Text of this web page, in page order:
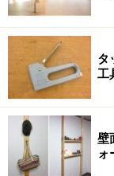
タ
工
壁
ォ